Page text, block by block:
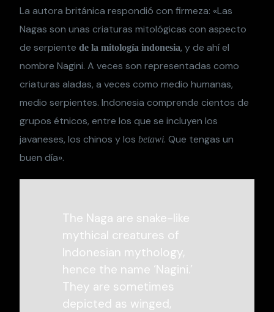
La autora británica respondió con firmeza: «Las
Nagas son unas criaturas mitológicas con aspecto
de serpiente de la mitología indonesia, y de ahí el
nombre Nagini. A veces son representadas como
criaturas aladas, a veces como medio humanas,
medio serpientes. Indonesia comprende cientos de
grupos étnicos, entre los que se incluyen los
javaneses, los chinos y losbetawi. Que tengas un
buen día».
The Naga are snake-like
mythical creatures of
Indonesian mythology,
hence the name ‘Nagini.’
They are sometimes
depicted as winged,